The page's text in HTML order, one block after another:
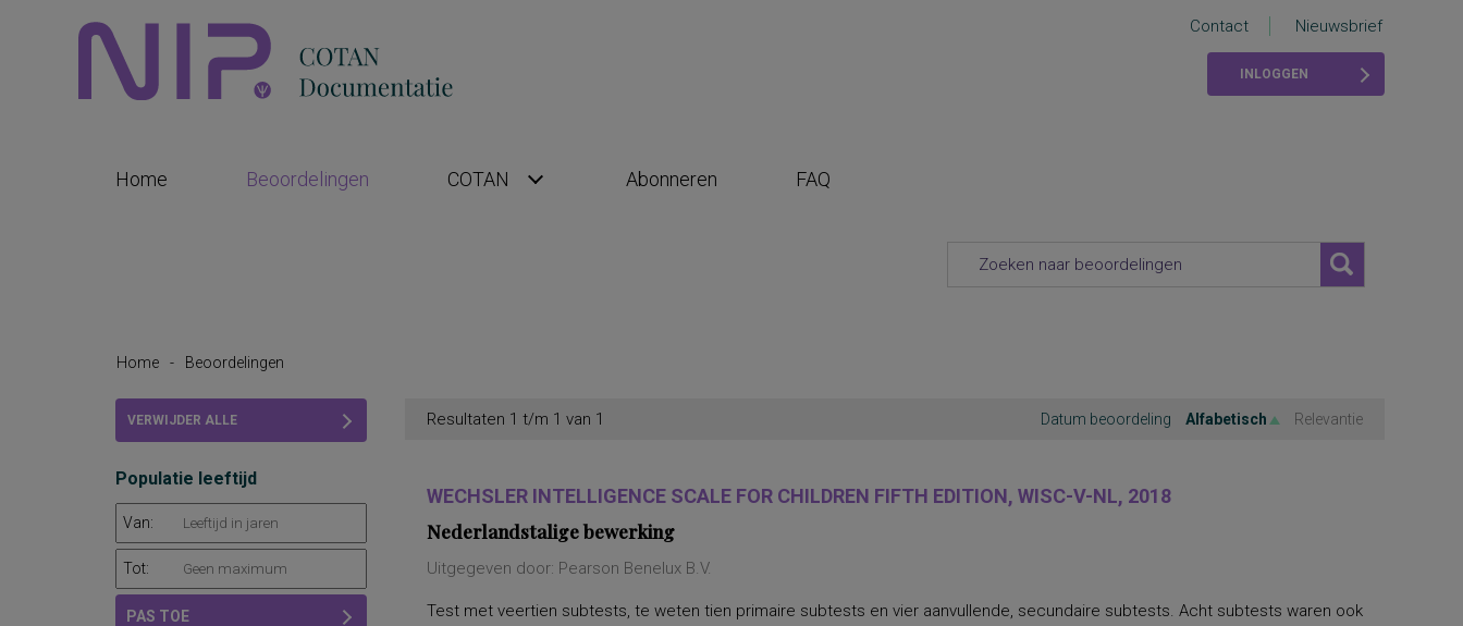
Contact Nieuwsbrief
INLOGGEN
Home Beoordelingen COTAN Abonneren FAQ
Home - Beoordelingen
VERWIJDER ALLE
Populatie leeftijd
Van:
Tot:
PAS TOE
Resultaten 1 t/m 1 van 1 Datum beoordeling Alfabetisch Relevantie
WECHSLER INTELLIGENCE SCALE FOR CHILDREN FIFTH EDITION, WISC-V-NL, 2018
Nederlandstalige bewerking
Uitgegeven door: Pearson Benelux B.V.
Test met veertien subtests, te weten tien primaire subtests en vier aanvullende, secundaire subtests. Acht subtests waren ook